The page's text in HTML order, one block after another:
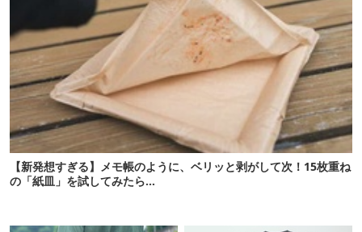
【新発想すぎる】メモ帳のように、ベリッと剥がして次！15枚重ね
の「紙皿」を試してみたら…